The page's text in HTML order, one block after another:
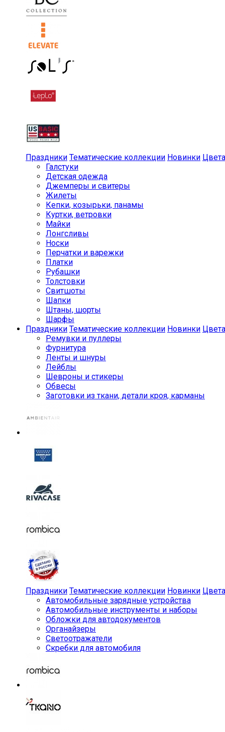
Праздники Тематические коллекции Новинки Цвета
Галстуки
Детская одежда
Джемперы и свитеры
Жилеты
Кепки, козырьки, панамы
Куртки, ветровки
Майки
Лонгсливы
Носки
Перчатки и варежки
Платки
Рубашки
Толстовки
Свитшоты
Шапки
Штаны, шорты
Шарфы
Праздники Тематические коллекции Новинки Цвета
Ремувки и пуллеры
Фурнитура
Ленты и шнуры
Лейблы
Шевроны и стикеры
Обвесы
Заготовки из ткани, детали кроя, карманы
Праздники Тематические коллекции Новинки Цвета
Автомобильные зарядные устройства
Автомобильные инструменты и наборы
Обложки для автодокументов
Органайзеры
Светоотражатели
Скребки для автомобиля